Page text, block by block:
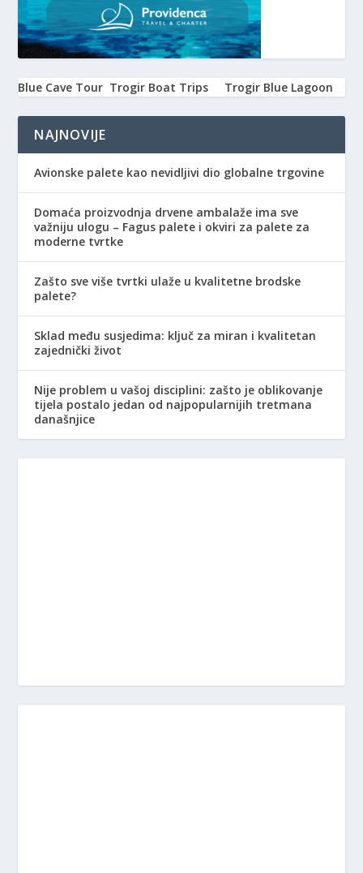
Blue Cave Tour Trogir Boat Trips Trogir Blue Lagoon
NAJNOVIJE
Avionske palete kao nevidljivi dio globalne trgovine
Domaća proizvodnja drvene ambalaže ima sve
važniju ulogu – Fagus palete i okviri za palete za
moderne tvrtke
Zašto sve više tvrtki ulaže u kvalitetne brodske
palete?
Sklad među susjedima: ključ za miran i kvalitetan
zajednički život
Nije problem u vašoj disciplini: zašto je oblikovanje
tijela postalo jedan od najpopularnijih tretmana
današnjice